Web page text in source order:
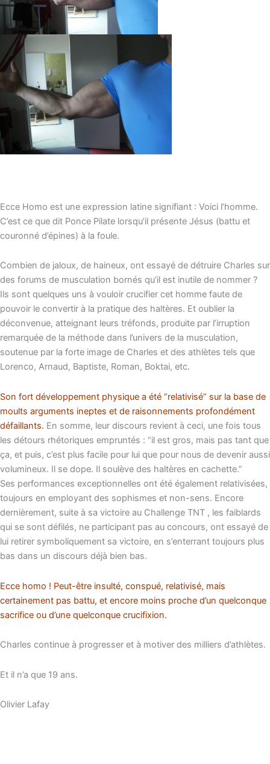
Ecce Homo est une expression latine signifiant : Voici l’homme.
C’est ce que dit Ponce Pilate lorsqu’il présente Jésus (battu et
couronné d’épines) à la foule.
Combien de jaloux, de haineux, ont essayé de détruire Charles sur
des forums de musculation bornés qu’il est inutile de nommer ?
Ils sont quelques uns à vouloir crucifier cet homme faute de
pouvoir le convertir à la pratique des haltères. Et oublier la
déconvenue, atteignant leurs tréfonds, produite par l’irruption
remarquée de la méthode dans l’univers de la musculation,
soutenue par la forte image de Charles et des athlètes tels que
Lorenco, Arnaud, Baptiste, Roman, Boktai, etc.
Son fort développement physique a été “relativisé” sur la base de
moults arguments ineptes et de raisonnements profondément
défaillants. En somme, leur discours revient à ceci, une fois tous
les détours rhétoriques empruntés : “il est gros, mais pas tant que
ça, et puis, c’est plus facile pour lui que pour nous de devenir aussi
volumineux. Il se dope. Il soulève des haltères en cachette.”
Ses performances exceptionnelles ont été également relativisées,
toujours en employant des sophismes et non-sens. Encore
dernièrement, suite à sa victoire au Challenge TNT , les faiblards
qui se sont défilés, ne participant pas au concours, ont essayé de
lui retirer symboliquement sa victoire, en s’enterrant toujours plus
bas dans un discours déjà bien bas.
Ecce homo ! Peut-être insulté, conspué, relativisé, mais
certainement pas battu, et encore moins proche d’un quelconque
sacrifice ou d’une quelconque crucifixion.
Charles continue à progresser et à motiver des milliers d’athlètes.
Et il n’a que 19 ans.
Olivier Lafay